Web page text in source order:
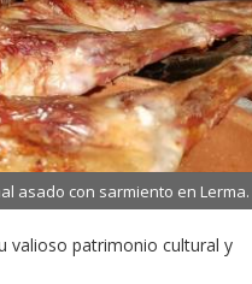
asado con sarmiento en Lerma.
valioso patrimonio cultural y